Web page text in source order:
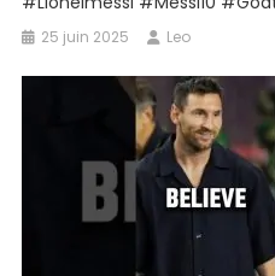
25 juin 2025 Leo